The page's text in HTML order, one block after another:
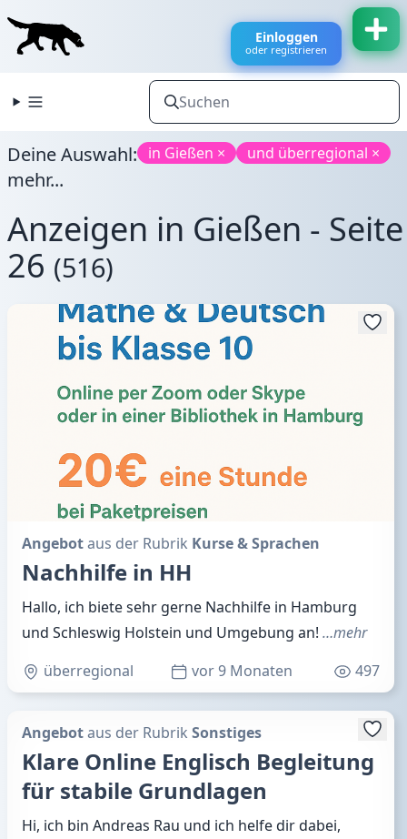
Einloggen
oder registrieren
Deine Auswahl: in Gießen × und überregional ×
mehr...
Anzeigen in Gießen - Seite
26 (516)
Angebotaus der Rubrik Kurse & Sprachen
Nachhilfe in HH
Hallo, ich biete sehr gerne Nachhilfe in Hamburg
und Schleswig Holstein und Umgebung an! …mehr
überregional
vor 9 Monaten 497
Angebotaus der Rubrik Sonstiges
Klare Online Englisch Begleitung
für stabile Grundlagen
Hi, ich bin Andreas Rau und ich helfe dir dabei,